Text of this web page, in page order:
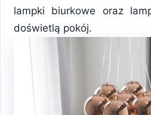
lampki biurkowe oraz
doświetlą pokój.